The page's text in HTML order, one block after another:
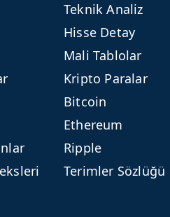
Teknik Analiz
Hisse Detay
Mali Tablolar
Kripto Paralar
Bitcoin
Ethereum
Ripple
Terimler Sözlüğü